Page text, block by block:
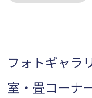
フォトギャラ
室・畳コーナ